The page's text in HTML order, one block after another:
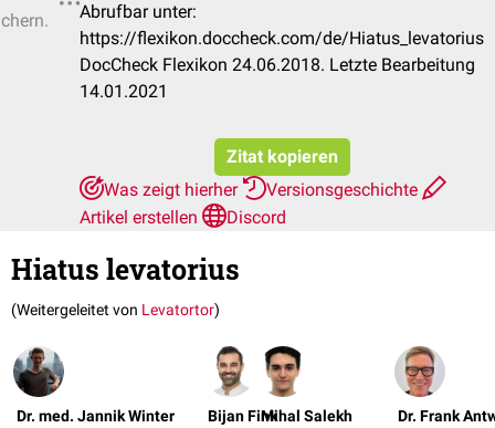
Abrufbar unter:
https://flexikon.doccheck.com/de/Hiatus_levatorius
DocCheck Flexikon 24.06.2018. Letzte Bearbeitung
14.01.2021
Zitat kopieren
Was zeigt hierher
Versionsgeschichte
Artikel erstellen
Discord
Hiatus levatorius
(Weitergeleitet von Levatortor)
Dr. med. Jannik Winter Bijan FinkMihal Salekh Dr. Frank